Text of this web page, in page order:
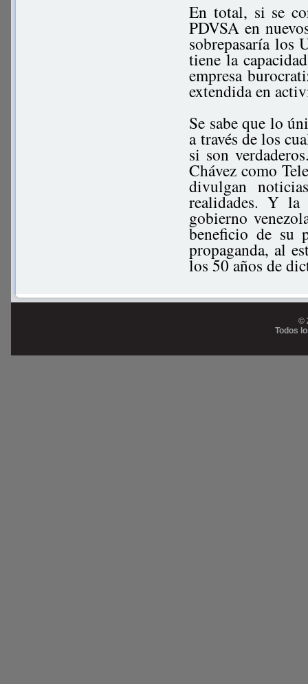
En total, si se
PDVSA en
sobrepasaría los
tiene la
empresa
extendida en
Se sabe que lo
a través de los
si son
Chávez como
divulgan
realidades. Y la
gobierno
beneficio de su
propaganda, al
los 50 años de
©
Todos